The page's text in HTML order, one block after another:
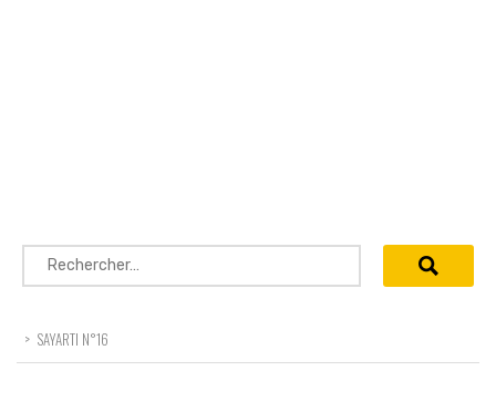
Rechercher :
> SAYARTI N°16